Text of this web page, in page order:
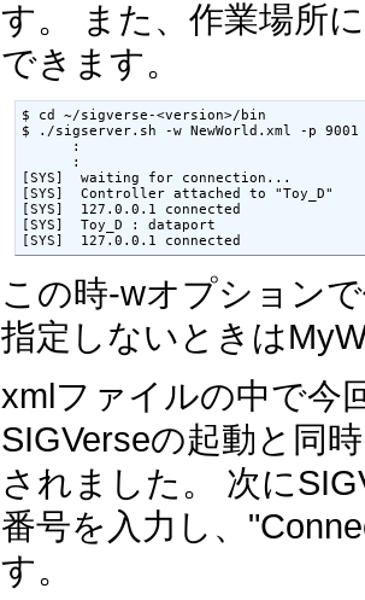
す。 また、作業場所
できます。
$ cd ~/sigverse-<version>/bin
$ ./sigserver.sh -w NewWorld.xml -p 9001
      :
      :
[SYS]  waiting for connection...
[SYS]  Controller attached to "Toy_D"
[SYS]  127.0.0.1 connected
[SYS]  Toy_D : dataport
[SYS]  127.0.0.1 connected
この時-wオプション
指定しないときは
xmlファイルの中で今
SIGVerseの起動と同
されました。 次に
番号を入力し、
す。